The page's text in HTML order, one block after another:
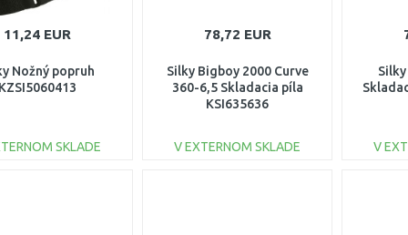
11,24 EUR
Nožný popruh
SKLADE
78,72 EUR
Silky Bigboy 2000 Curve
360-6,5 Skladacia píla
KSI635636
V EXTERNOM SKLADE V